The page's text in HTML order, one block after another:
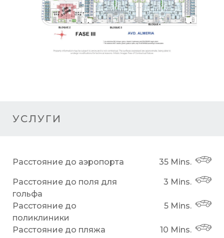
УСЛУГИ
Расстояние до аэропорта 35 Mins.
Расстояние до поля для
гольфа
3 Mins.
Расстояние до
поликлиники
5 Mins.
Расстояние до пляжа 10 Mins.